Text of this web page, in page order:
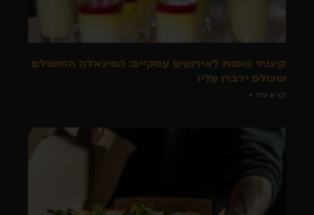
קינוחי כוסות לאירועים עסקיים: הפינאלה המושלם
שכולם ידברו עליו
קרא עוד »